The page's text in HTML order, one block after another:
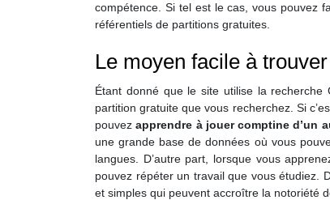
compétence. Si tel est le cas, vous pouvez
référentiels de partitions gratuites.
Le moyen facile à
Étant donné que le site utilise la
partition gratuite que vous recherchez. Si
pouvezapprendre à jouer comptine d’un
une grande base de données où vous
langues. D’autre part, lorsque vous
pouvez répéter un travail que vous étudiez.
et simples qui peuvent accroître la notoriété